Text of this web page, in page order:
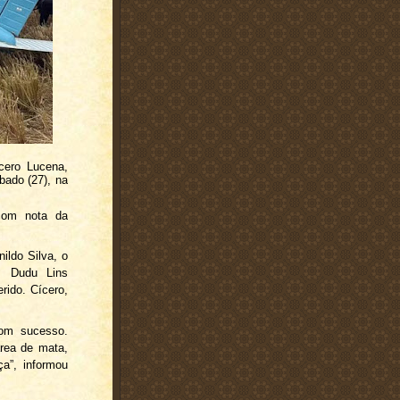
Lucena,
(27), na
nota da
Silva, o
Dudu Lins
Cícero,
sucesso.
de mata,
informou